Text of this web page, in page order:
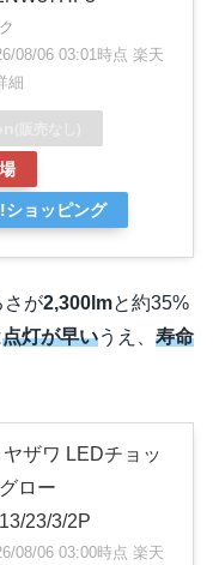
08/06 03:01時点 楽天
細
ョッピング
さが2,300lmと約35%
点灯が早いうえ、 寿命
ヤザワ LEDチョッ
ロー
23/3/2P
08/06 03:00時点 楽天